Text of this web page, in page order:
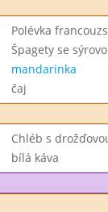
Polévka
Špagety se
mandarinka
čaj
Chléb s
bílá káva